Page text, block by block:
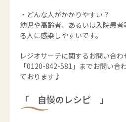
・どんな人がかかりやすい？
幼児や高齢者、あるいは入院患
る人に感染しやすいです。
レジオサーチに関するお問い合
「0120-842-581」までお問い合
ております♪
「 自慢のレシピ 」